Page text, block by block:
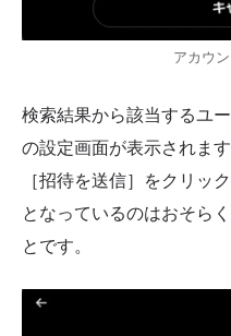
アカウ
検索結果から該当するユ
の設定画面が表示されま
［招待を送信］をクリッ
となっているのはおそら
とです。